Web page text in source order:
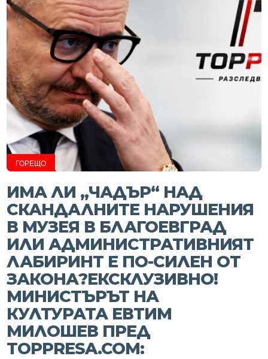
ГОРЕЩО
ИМА ЛИ „ЧАДЪР“ НАД
СКАНДАЛНИТЕ НАРУШЕНИЯ
В МУЗЕЯ В БЛАГОЕВГРАД
ИЛИ АДМИНИСТРАТИВНИЯТ
ЛАБИРИНТ Е ПО-СИЛЕН ОТ
ЗАКОНА?ЕКСКЛУЗИВНО!
МИНИСТЪРЪТ НА
КУЛТУРАТА ЕВТИМ
МИЛОШЕВ ПРЕД
TOPPRESA.COM: